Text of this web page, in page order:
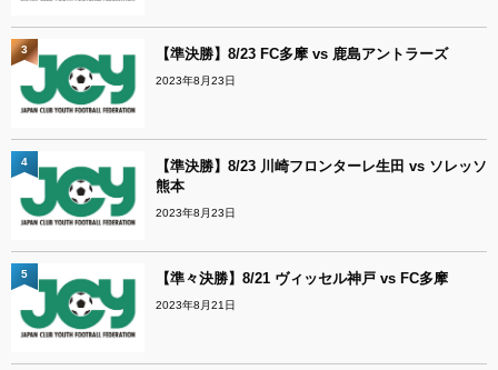
【準決勝】8/23 FC多摩 vs 鹿島アントラーズ
2023年8月23日
3
【準決勝】8/23 川崎フロンターレ生田 vs ソレッソ
熊本
2023年8月23日
4
【準々決勝】8/21 ヴィッセル神戸 vs FC多摩
2023年8月21日
5